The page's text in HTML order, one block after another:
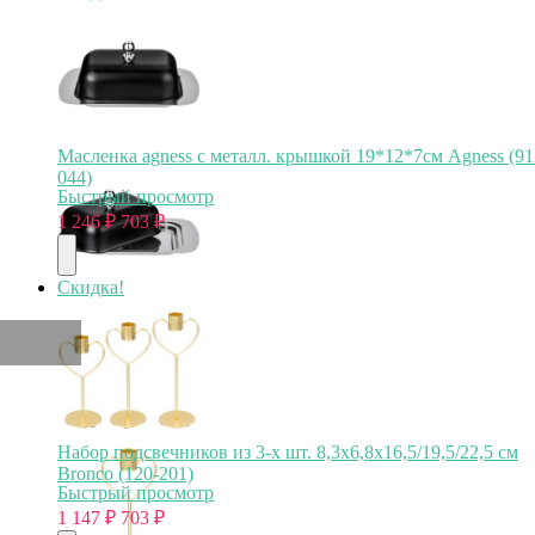
Масленка agness с металл. крышкой 19*12*7см Agness
044)
Быстрый просмотр
1 246₽ 703₽
Скидка!
Набор подсвечников из 3-х шт. 8,3х6,8х16,5/19,5/22,5 см
Bronco (120-201)
Быстрый просмотр
1 147 ₽ 703 ₽